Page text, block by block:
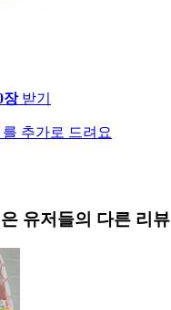
장 받기
를 추가로 드려요
유저들의 다른 리뷰